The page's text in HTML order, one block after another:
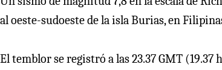
al oeste-sudoeste de la isla Burias, en
El temblor se registró a las 23.37 GMT